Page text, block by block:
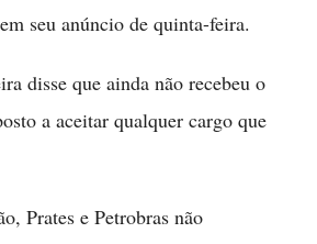
seu anúncio de quinta-feira.
disse que ainda não recebeu o
a aceitar qualquer cargo que
Prates e Petrobras não